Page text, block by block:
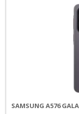
SAMSUNG A576